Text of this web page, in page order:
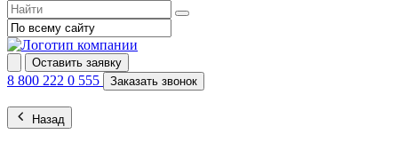
Оставить заявку
8 800 222 0 555 Заказать звонок
Назад